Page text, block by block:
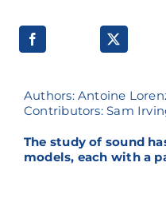
Authors: Antoine
Contributors: Sam
The study of sound
models, each with a